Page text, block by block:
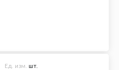
Ед. изм. шт.